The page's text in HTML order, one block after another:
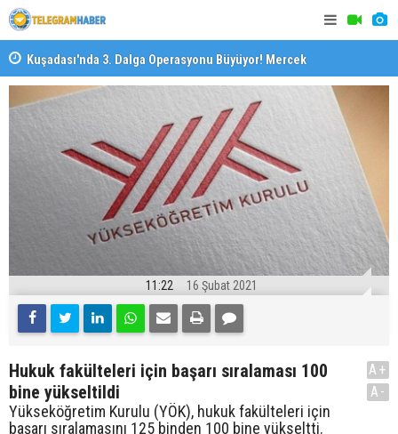
Kuşadası'nda 3. Dalga Operasyonu Büyüyor! Mercek
Altındaki Dosya: 2023 İmar Planları
11:22 16 Şubat 2021
Hukuk fakülteleri için başarı sıralaması 100
bine yükseltildi
Yükseköğretim Kurulu (YÖK), hukuk fakülteleri için
başarı sıralamasını 125 binden 100 bine yükseltti.
A+
A-